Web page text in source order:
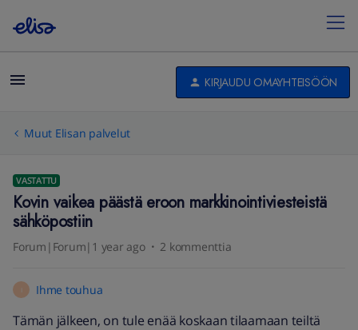
KIRJAUDU OMAYHTEISÖÖN
Muut Elisan palvelut
VASTATTU
Kovin vaikea päästä eroon markkinointiviesteistä
sähköpostiin
Forum|Forum|1 year ago 2 kommenttia
Ihme touhua
Tämän jälkeen, on tule enää koskaan tilaamaan teiltä